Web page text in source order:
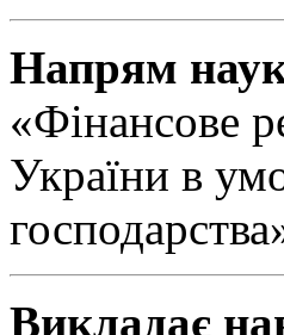
Напрям
«Фінансове
України в
Викладає